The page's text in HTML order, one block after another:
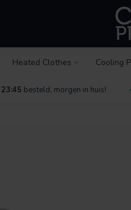
Heated Clothes Cooling
23:45 besteld, morgen in huis!